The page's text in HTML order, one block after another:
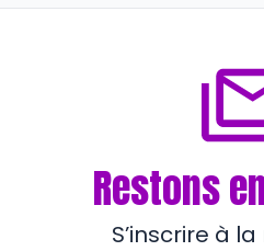
Restons
S’inscrire à